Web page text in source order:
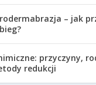
– jak
przyczyny,
redukcji